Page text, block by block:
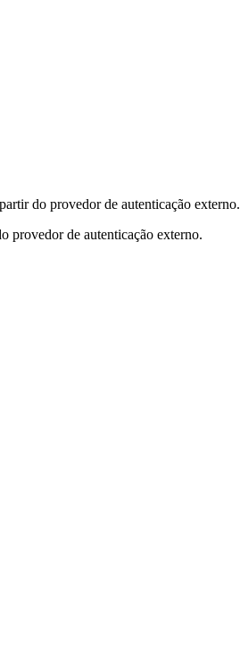
do provedor de autenticação externo.
provedor de autenticação externo.